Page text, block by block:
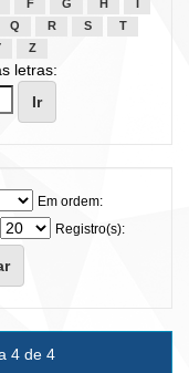
F G H
Q R S
T
Z
letras:
Em ordem:
Registro(s):
4 de 4